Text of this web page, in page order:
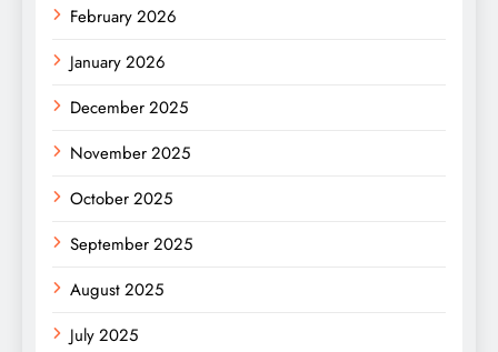
February 2026
January 2026
December 2025
November 2025
October 2025
September 2025
August 2025
July 2025